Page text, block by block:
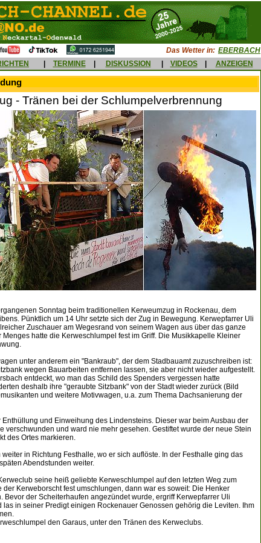
Das Wetter in: EBERBACH
TERMINE DISKUSSION VIDEOS ANZEIGEN
- Tränen bei der Schlumpelverbrennung
Sonntag beim traditionellen Kerweumzug in Rockenau, dem
Pünktlich um 14 Uhr setzte sich der Zug in Bewegung. Kerwepfarrer Uli
Zuschauer am Wegesrand von seinem Wagen aus über das ganze
hatte die Kerweschlumpel fest im Griff. Die Musikkapelle Kleiner
unter anderem ein "Bankraub", der dem Stadbauamt zuzuschreiben ist:
wegen Bauarbeiten entfernen lassen, sie aber nicht wieder aufgestellt.
entdeckt, wo man das Schild des Spenders vergessen hatte
deshalb ihre "geraubte Sitzbank" von der Stadt wieder zurück (Bild
und weitere Motivwagen, u.a. zum Thema Dachsanierung der
Enthüllung und Einweihung des Lindensteins. Dieser war beim Ausbau der
verschwunden und ward nie mehr gesehen. Gestiftet wurde der neue Stein
des Ortes markieren.
in Richtung Festhalle, wo er sich auflöste. In der Festhalle ging das
Abendstunden weiter.
seine heiß geliebte Kerweschlumpel auf den letzten Weg zum
Kerweborscht fest umschlungen, dann war es soweit: Die Henker
Bevor der Scheiterhaufen angezündet wurde, ergriff Kerwepfarrer Uli
las in seiner Predigt einigen Rockenauer Genossen gehörig die Leviten. Ihm
den Garaus, unter den Tränen des Kerweclubs.